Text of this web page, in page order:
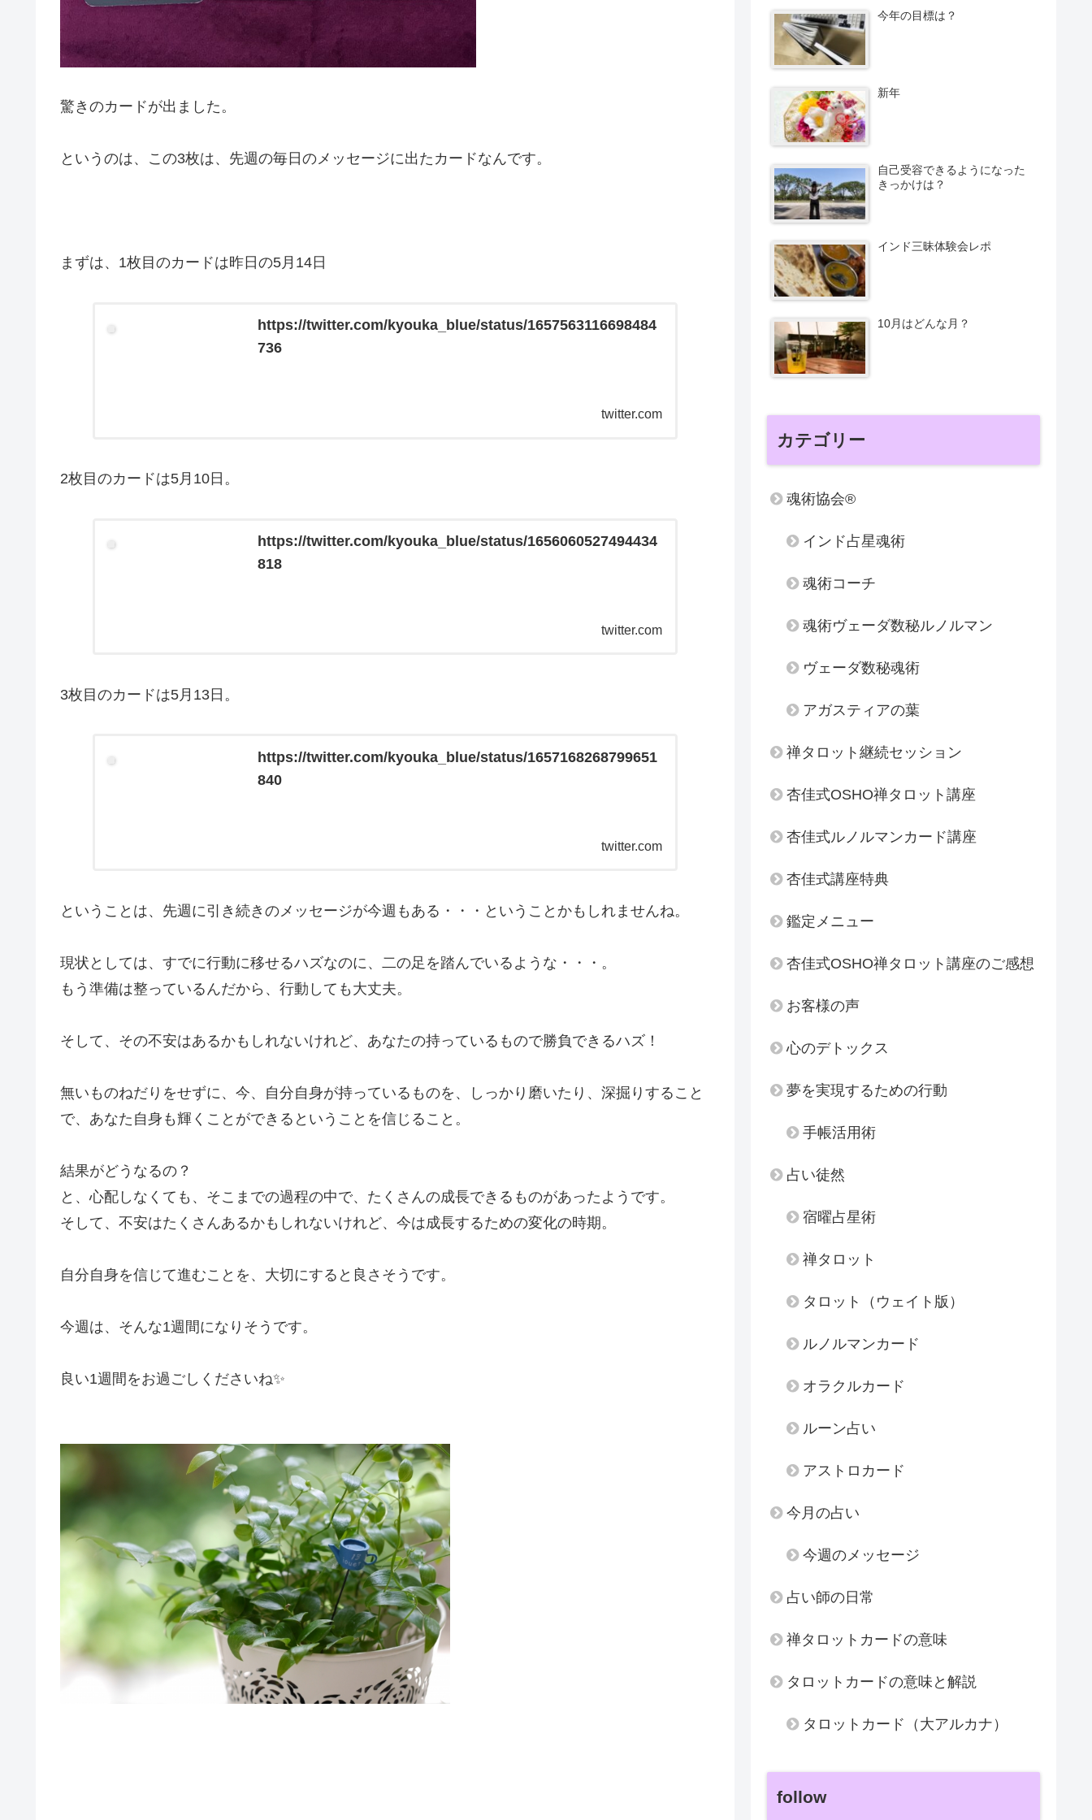
驚きのカードが出ました。
というのは、この3枚は、先週の毎日のメッセージに出たカードなんです。
まずは、1枚目のカードは昨日の5月14日
https://twitter.com/kyouka_blue/status/1657563116698484
736
twitter.com
2枚目のカードは5月10日。
https://twitter.com/kyouka_blue/status/1656060527494434
818
twitter.com
3枚目のカードは5月13日。
https://twitter.com/kyouka_blue/status/1657168268799651
840
twitter.com
ということは、先週に引き続きのメッセージが今週もある・・・ということかもしれませんね。
現状としては、すでに行動に移せるハズなのに、二の足を踏んでいるような・・・。
もう準備は整っているんだから、行動しても大丈夫。
そして、その不安はあるかもしれないけれど、あなたの持っているもので勝負できるハズ！
無いものねだりをせずに、今、自分自身が持っているものを、しっかり磨いたり、深掘りすること
で、あなた自身も輝くことができるということを信じること。
結果がどうなるの？
と、心配しなくても、そこまでの過程の中で、たくさんの成長できるものがあったようです。
そして、不安はたくさんあるかもしれないけれど、今は成長するための変化の時期。
自分自身を信じて進むことを、大切にすると良さそうです。
今週は、そんな1週間になりそうです。
良い1週間をお過ごしくださいね✨
今年の目標は？
新年
自己受容できるようになった
きっかけは？
インド三昧体験会レポ
10月はどんな月？
カテゴリー
魂術協会®
インド占星魂術
魂術コーチ
魂術ヴェーダ数秘ルノルマン
ヴェーダ数秘魂術
アガスティアの葉
禅タロット継続セッション
杏佳式OSHO禅タロット講座
杏佳式ルノルマンカード講座
杏佳式講座特典
鑑定メニュー
杏佳式OSHO禅タロット講座のご感想
お客様の声
心のデトックス
夢を実現するための行動
手帳活用術
占い徒然
宿曜占星術
禅タロット
タロット（ウェイト版）
ルノルマンカード
オラクルカード
ルーン占い
アストロカード
今月の占い
今週のメッセージ
占い師の日常
禅タロットカードの意味
タロットカードの意味と解説
タロットカード（大アルカナ）
follow